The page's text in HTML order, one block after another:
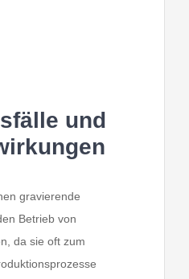
und
gravierende
Betrieb von
da sie oft zum